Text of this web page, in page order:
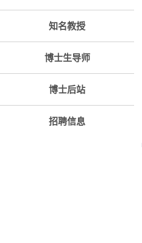
知名教授
博士生导师
博士后站
招聘信息